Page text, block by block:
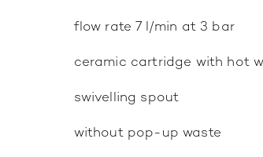
flow rate 7 l/min at 3 bar
ceramic cartridge with hot
swivelling spout
without pop-up waste